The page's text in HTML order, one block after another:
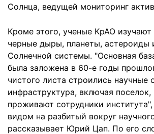
Солнца, ведущей мониторинг
Кроме этого, ученые КрАО изучают
черные дыры, планеты, астероиды
Солнечной системы. "Основная
была заложена в 60-е годы
чистого листа строились научные
инфраструктура, включая
проживают сотрудники
видом на разбитый вокруг
рассказывает Юрий Цап. По его